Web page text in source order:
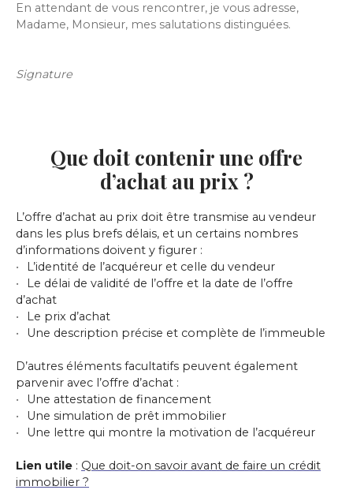
En attendant de vous rencontrer, je vous adresse,
Madame, Monsieur, mes salutations distinguées.
Signature
Que doit contenir une offre
d’achat au prix ?
L’offre d’achat au prix doit être transmise au vendeur
dans les plus brefs délais, et un certains nombres
d’informations doivent y figurer :
L’identité de l’acquéreur et celle du vendeur
Le délai de validité de l’offre et la date de l’offre
d’achat
Le prix d’achat
Une description précise et complète de l’immeuble
D’autres éléments facultatifs peuvent également
parvenir avec l’offre d’achat :
Une attestation de financement
Une simulation de prêt immobilier
Une lettre qui montre la motivation de l’acquéreur
Lien utile : Que doit-on savoir avant de faire un crédit
immobilier ?